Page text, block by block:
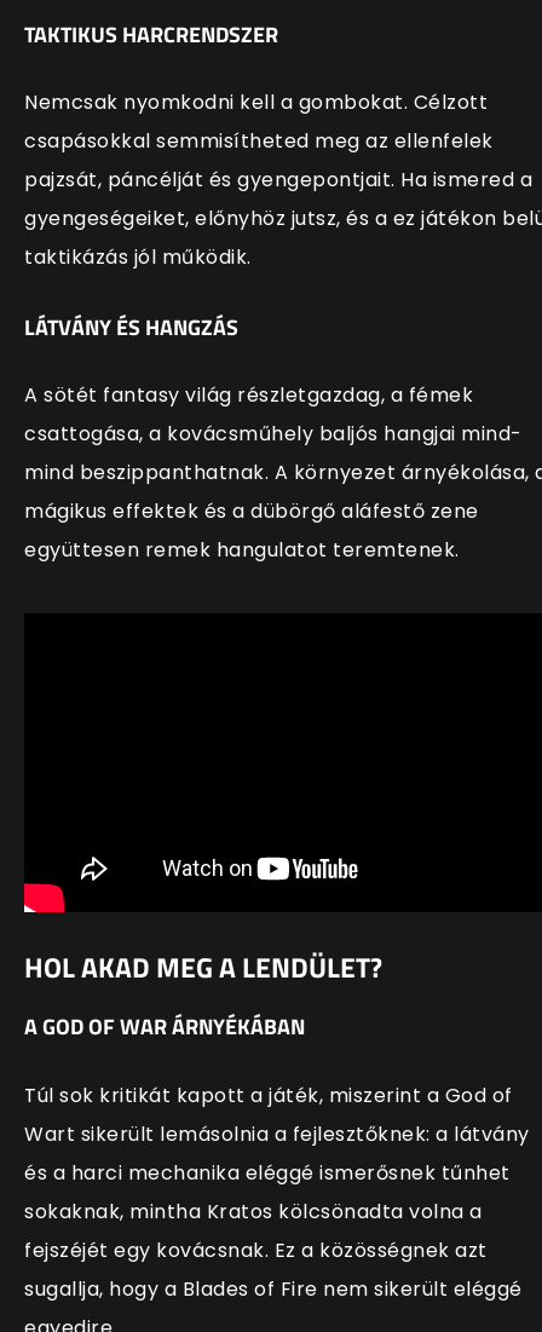
TAKTIKUS HARCRENDSZER
Nemcsak nyomkodni kell a gombokat. Célzott
csapásokkal semmisítheted meg az ellenfelek
pajzsát, páncélját és gyengepontjait. Ha ismered a
gyengeségeiket, előnyhöz jutsz, és a ez játékon
taktikázás jól működik.
LÁTVÁNY ÉS HANGZÁS
A sötét fantasy világ részletgazdag, a fémek
csattogása, a kovácsműhely baljós hangjai mind-
mind beszippanthatnak. A környezet árnyékolása,
mágikus effektek és a dübörgő aláfestő zene
együttesen remek hangulatot teremtenek.
HOL AKAD MEG A LENDÜLET?
A GOD OF WAR ÁRNYÉKÁBAN
Túl sok kritikát kapott a játék, miszerint a God of
Wart sikerült lemásolnia a fejlesztőknek: a látvány
és a harci mechanika eléggé ismerősnek tűnhet
sokaknak, mintha Kratos kölcsönadta volna a
fejszéjét egy kovácsnak. Ez a közösségnek azt
sugallja, hogy a Blades of Fire nem sikerült eléggé